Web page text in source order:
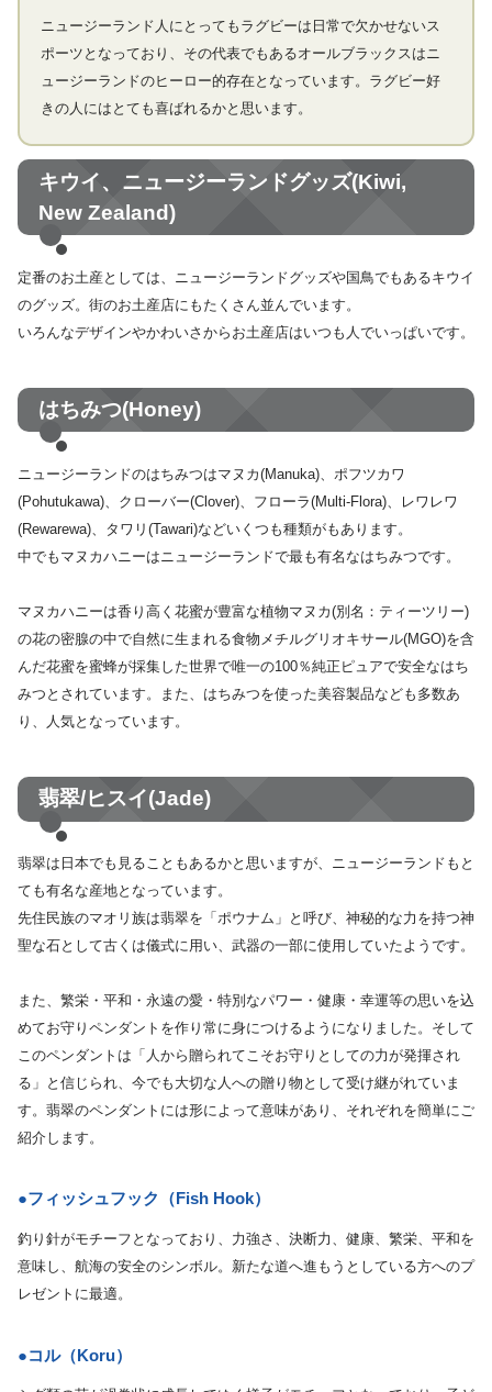
ニュージーランド人にとってもラグビーは日常で欠かせないス
ポーツとなっており、その代表でもあるオールブラックスはニ
ュージーランドのヒーロー的存在となっています。ラグビー好
きの人にはとても喜ばれるかと思います。
キウイ、ニュージーランドグッズ(Kiwi,
New Zealand)
定番のお土産としては、ニュージーランドグッズや国鳥でもあるキウイ
のグッズ。街のお土産店にもたくさん並んでいます。
いろんなデザインやかわいさからお土産店はいつも人でいっぱいです。
はちみつ(Honey)
ニュージーランドのはちみつはマヌカ(Manuka)、ポフツカワ
(Pohutukawa)、クローバー(Clover)、フローラ(Multi-Flora)、レワレワ
(Rewarewa)、タワリ(Tawari)などいくつも種類がもあります。
中でもマヌカハニーはニュージーランドで最も有名なはちみつです。
マヌカハニーは香り高く花蜜が豊富な植物マヌカ(別名：ティーツリー)
の花の密腺の中で自然に生まれる食物メチルグリオキサール(MGO)を含
んだ花蜜を蜜蜂が採集した世界で唯一の100％純正ピュアで安全なはち
みつとされています。また、はちみつを使った美容製品なども多数あ
り、人気となっています。
翡翠/ヒスイ(Jade)
翡翠は日本でも見ることもあるかと思いますが、ニュージーランドもと
ても有名な産地となっています。
先住民族のマオリ族は翡翠を「ポウナム」と呼び、神秘的な力を持つ神
聖な石として古くは儀式に用い、武器の一部に使用していたようです。
また、繁栄・平和・永遠の愛・特別なパワー・健康・幸運等の思いを込
めてお守りペンダントを作り常に身につけるようになりました。そして
このペンダントは「人から贈られてこそお守りとしての力が発揮され
る」と信じられ、今でも大切な人への贈り物として受け継がれていま
す。翡翠のペンダントには形によって意味があり、それぞれを簡単にご
紹介します。
●フィッシュフック（Fish Hook）
釣り針がモチーフとなっており、力強さ、決断力、健康、繁栄、平和を
意味し、航海の安全のシンボル。新たな道へ進もうとしている方へのプ
レゼントに最適。
●コル（Koru）